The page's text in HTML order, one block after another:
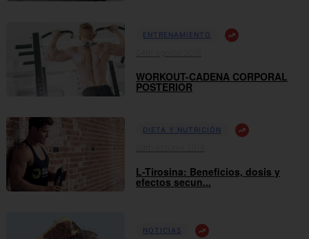
ENTRENAMIENTO
WORKOUT-CADENA CORPORAL
POSTERIOR
DIETA Y NUTRICIÓN
L-Tirosina: Beneficios, dosis y
efectos secun...
NOTICIAS